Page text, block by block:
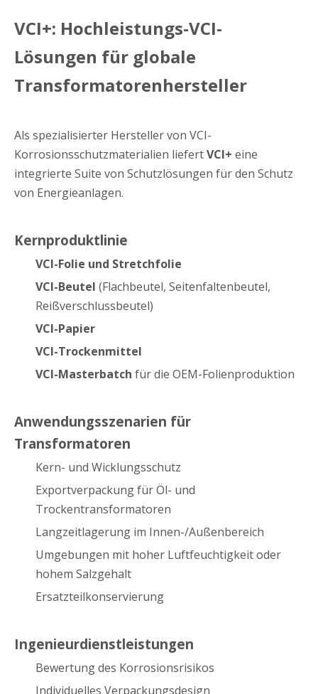
VCI+: Hochleistungs-VCI-
Lösungen für globale
Transformatorenhersteller
Als spezialisierter Hersteller von VCI-
Korrosionsschutzmaterialien liefertVCI+ eine
integrierte Suite von Schutzlösungen für den Schutz
von Energieanlagen.
Kernproduktlinie
VCI-Folie und Stretchfolie
VCI-Beutel (Flachbeutel, Seitenfaltenbeutel,
Reißverschlussbeutel)
VCI-Papier
VCI-Trockenmittel
VCI-Masterbatch für die OEM-Folienproduktion
Anwendungsszenarien für
Transformatoren
Kern- und Wicklungsschutz
Exportverpackung für Öl- und
Trockentransformatoren
Langzeitlagerung im Innen-/Außenbereich
Umgebungen mit hoher Luftfeuchtigkeit oder
hohem Salzgehalt
Ersatzteilkonservierung
Ingenieurdienstleistungen
Bewertung des Korrosionsrisikos
Individuelles Verpackungsdesign